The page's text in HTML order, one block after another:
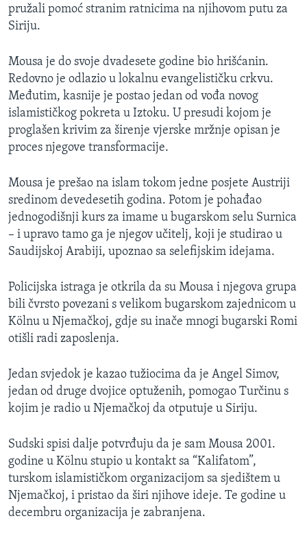
pružali pomoć stranim ratnicima na njihovom putu za
Siriju.
Mousa je do svoje dvadesete godine bio hrišćanin.
Redovno je odlazio u lokalnu evangelističku crkvu.
Međutim, kasnije je postao jedan od vođa novog
islamističkog pokreta u Iztoku. U presudi kojom je
proglašen krivim za širenje vjerske mržnje opisan je
proces njegove transformacije.
Mousa je prešao na islam tokom jedne posjete Austriji
sredinom devedesetih godina. Potom je pohađao
jednogodišnji kurs za imame u bugarskom selu Surnica
– i upravo tamo ga je njegov učitelj, koji je studirao u
Saudijskoj Arabiji, upoznao sa selefijskim idejama.
Policijska istraga je otkrila da su Mousa i njegova grupa
bili čvrsto povezani s velikom bugarskom zajednicom u
Kölnu u Njemačkoj, gdje su inače mnogi bugarski Romi
otišli radi zaposlenja.
Jedan svjedok je kazao tužiocima da je Angel Simov,
jedan od druge dvojice optuženih, pomogao Turčinu s
kojim je radio u Njemačkoj da otputuje u Siriju.
Sudski spisi dalje potvrđuju da je sam Mousa 2001.
godine u Kölnu stupio u kontakt sa “Kalifatom”,
turskom islamističkom organizacijom sa sjedištem u
Njemačkoj, i pristao da širi njihove ideje. Te godine u
decembru organizacija je zabranjena.